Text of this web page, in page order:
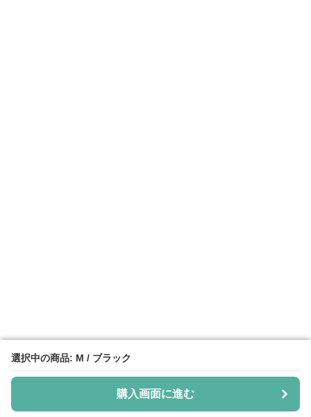
選択中の商品: M / ブラック
購入画面に進む
選択中の商品: M / ブラック
購入画面に進む